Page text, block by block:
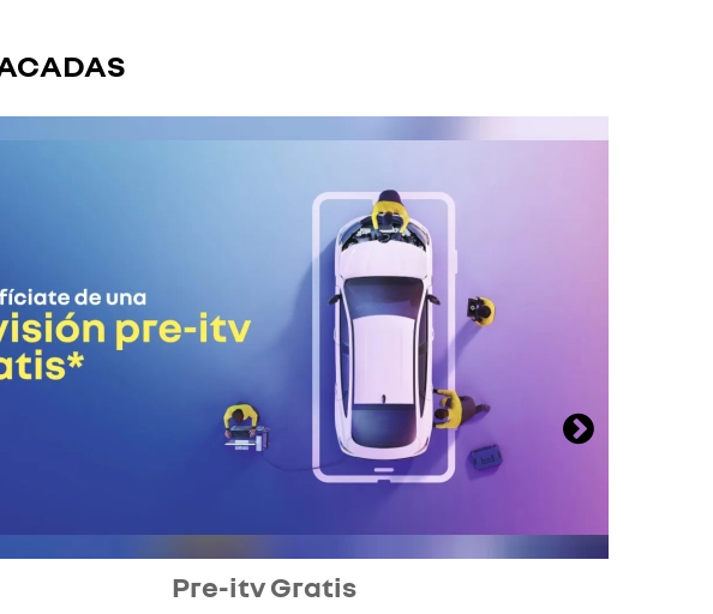
Pre-itv Gratis